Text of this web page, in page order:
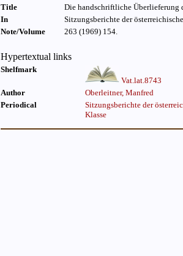
Title
Die handschriftliche Überlieferung
In
Sitzungsberichte der
Note/Volume
263 (1969) 154.
Hypertextual links
Shelfmark
Vat.lat.8743
Author
Oberleitner, Manfred
Periodical
Sitzungsberichte der
Klasse